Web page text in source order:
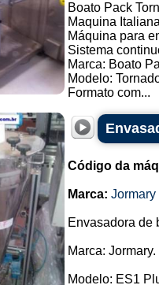
Boato Pack
Maquina
Máquina para
Sistema
Marca: Boato
Modelo:
Formato com...
Código da
Marca: Jormary
Envasadora de
Marca: Jormary.
Modelo: ES1